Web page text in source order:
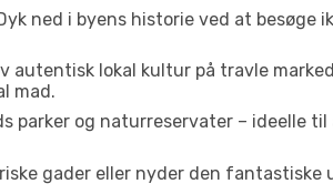
ned i byens historie ved at besøge
autentisk lokal kultur på travle
mad.
parker og naturreservater – ideelle
gader eller nyder den